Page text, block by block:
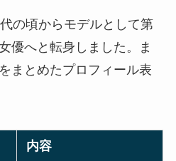
の頃からモデルとして第
優へと転身しました。ま
まとめたプロフィール表
内容